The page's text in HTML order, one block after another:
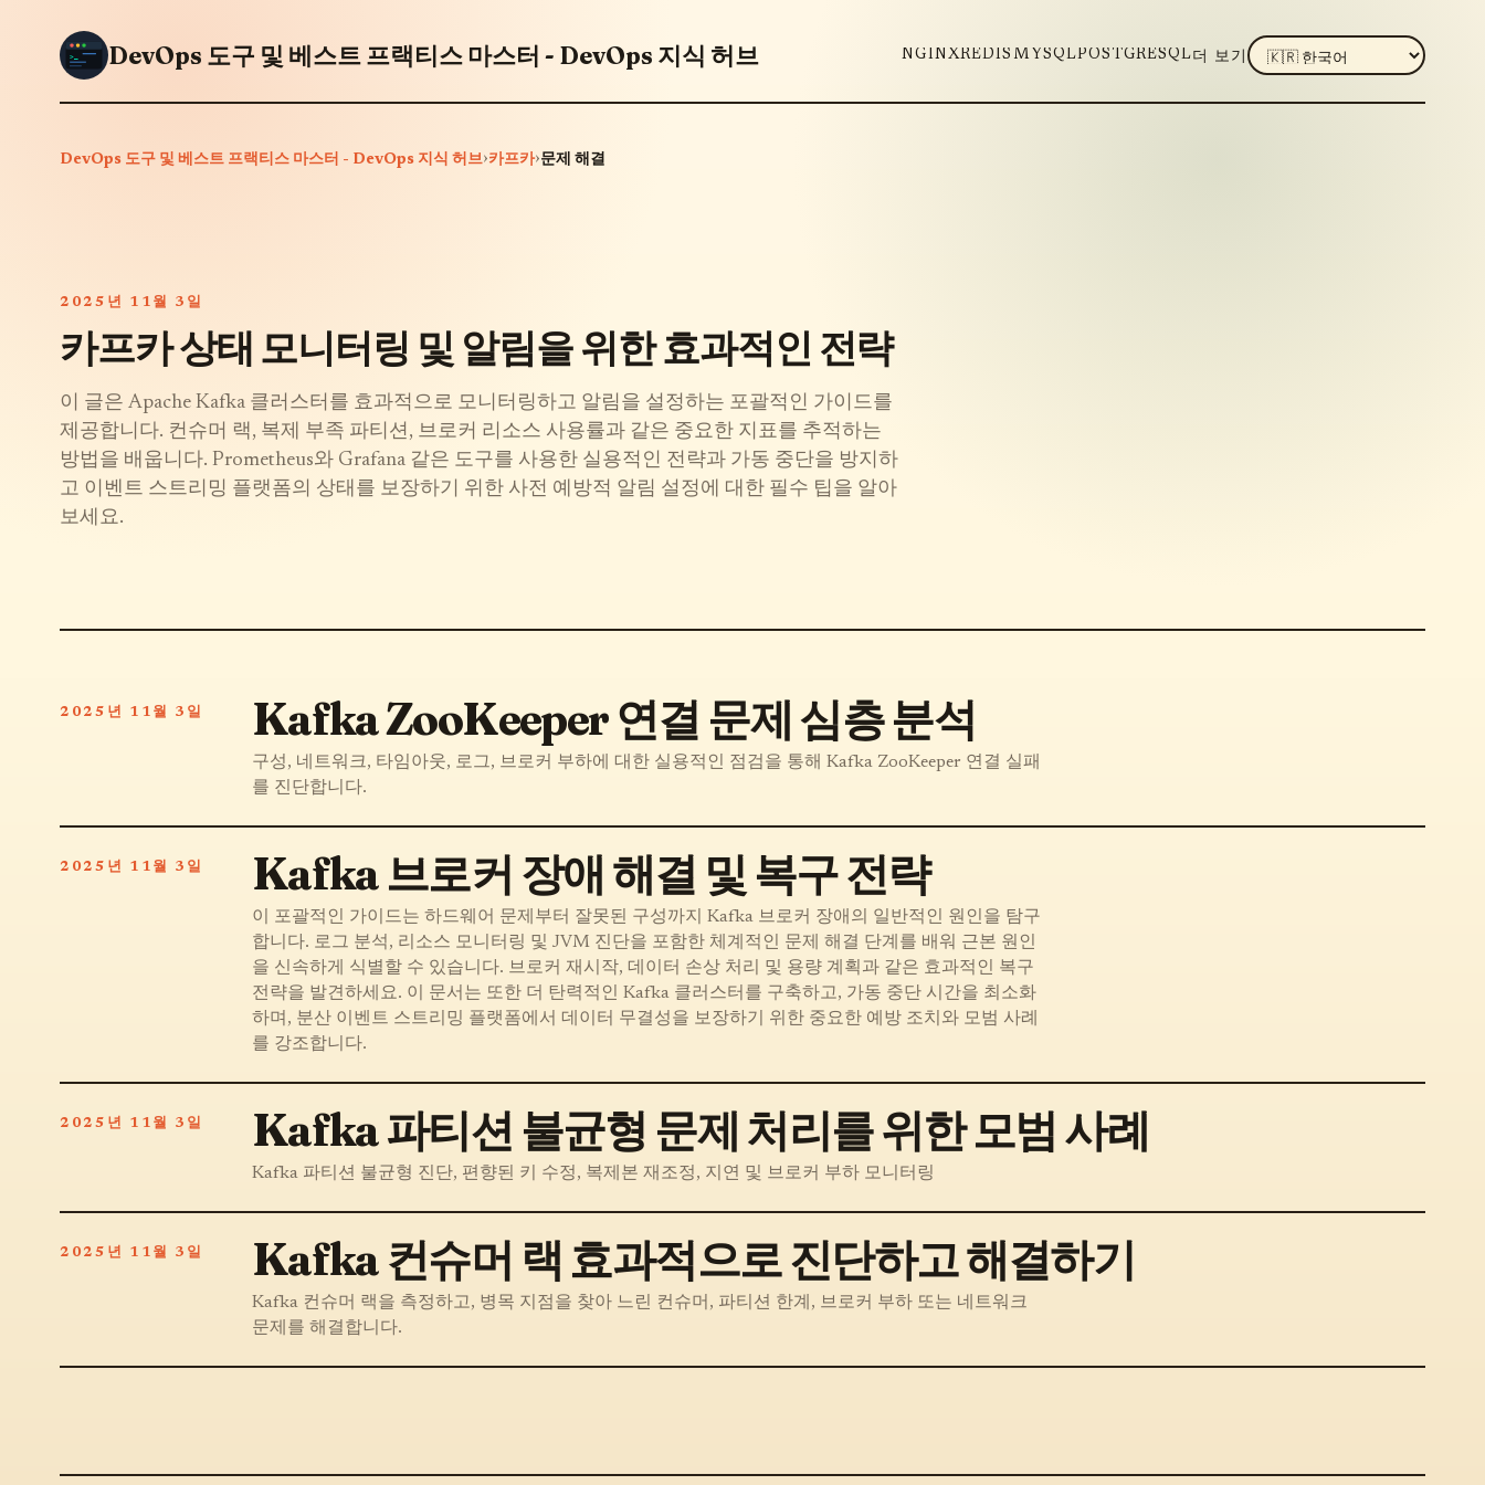
DevOps 도구 및 베스트 프랙티스 마스터 - DevOps 지식 허브 NGINXREDIS MYSQLPOSTGRESQL더 보기
LANGUAGE
DevOps 도구 및 베스트 프랙티스 마스터 - DevOps 지식 허브›카프카›문제 해결
2025년 11월 3일
카프카 상태 모니터링 및 알림을 위한 효과적인 전략
이 글은 Apache Kafka 클러스터를 효과적으로 모니터링하고 알림을 설정하는 포괄적인 가이드를
제공합니다. 컨슈머 랙, 복제 부족 파티션, 브로커 리소스 사용률과 같은 중요한 지표를 추적하는
방법을 배웁니다. Prometheus와 Grafana 같은 도구를 사용한 실용적인 전략과 가동 중단을 방지하
고 이벤트 스트리밍 플랫폼의 상태를 보장하기 위한 사전 예방적 알림 설정에 대한 필수 팁을 알아
보세요.
2025년 11월 3일 Kafka ZooKeeper 연결 문제 심층 분석
구성, 네트워크, 타임아웃, 로그, 브로커 부하에 대한 실용적인 점검을 통해 Kafka ZooKeeper 연결 실패
를 진단합니다.
2025년 11월 3일 Kafka 브로커 장애 해결 및 복구 전략
이 포괄적인 가이드는 하드웨어 문제부터 잘못된 구성까지 Kafka 브로커 장애의 일반적인 원인을 탐구
합니다. 로그 분석, 리소스 모니터링 및 JVM 진단을 포함한 체계적인 문제 해결 단계를 배워 근본 원인
을 신속하게 식별할 수 있습니다. 브로커 재시작, 데이터 손상 처리 및 용량 계획과 같은 효과적인 복구
전략을 발견하세요. 이 문서는 또한 더 탄력적인 Kafka 클러스터를 구축하고, 가동 중단 시간을 최소화
하며, 분산 이벤트 스트리밍 플랫폼에서 데이터 무결성을 보장하기 위한 중요한 예방 조치와 모범 사례
를 강조합니다.
2025년 11월 3일 Kafka 파티션 불균형 문제 처리를 위한 모범 사례
Kafka 파티션 불균형 진단, 편향된 키 수정, 복제본 재조정, 지연 및 브로커 부하 모니터링
2025년 11월 3일 Kafka 컨슈머 랙 효과적으로 진단하고 해결하기
Kafka 컨슈머 랙을 측정하고, 병목 지점을 찾아 느린 컨슈머, 파티션 한계, 브로커 부하 또는 네트워크
문제를 해결합니다.